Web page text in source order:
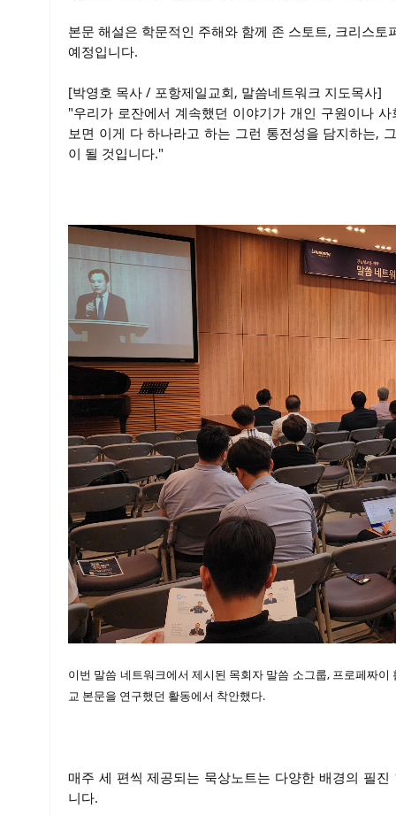
본문 해설은 학문적인 주해와 함께 존 스토트, 크리스
예정입니다.
[박영호 목사 / 포항제일교회, 말씀네트워크 지도목사]
"우리가 로잔에서 계속했던 이야기가 개인 구원이나
보면 이게 다 하나라고 하는 그런 통전성을 담지하는,
이 될 것입니다."
이번 말씀 네트워크에서 제시된 목회자 말씀 소그룹, 프로페짜
교 본문을 연구했던 활동에서 착안했다.
매주 세 편씩 제공되는 묵상노트는 다양한 배경의 필
니다.